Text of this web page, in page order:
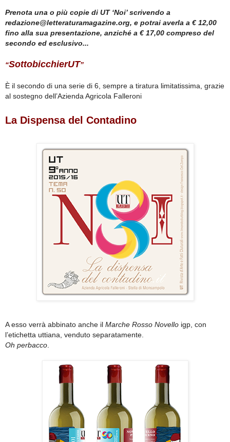
Prenota una o più copie di UT ‘Noi’ scrivendo a
redazione@letteraturamagazine.org, e potrai averla a € 12,00
fino alla sua presentazione, anziché a € 17,00 compreso del
secondo ed esclusivo...
“SottobicchierUT”
È il secondo di una serie di 6, sempre a tiratura limitatissima, grazie
al sostegno dell’Azienda Agricola Falleroni
La Dispensa del Contadino
A esso verrà abbinato anche il Marche Rosso Novello igp, con
l’etichetta uttiana, venduto separatamente.
Oh perbacco